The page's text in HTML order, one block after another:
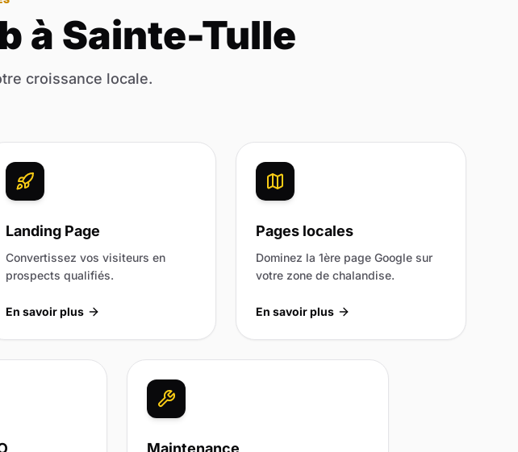
à Sainte-Tulle
croissance locale.
Landing Page
Convertissez vos visiteurs en
prospects qualifiés.
En savoir plus
Pages locales
Dominez la 1ère page Google sur
votre zone de chalandise.
En savoir plus
Maintenance